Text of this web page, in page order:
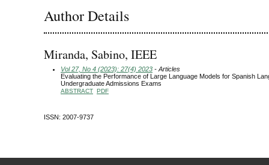
Author Details
Miranda, Sabino, IEEE
Vol 27, No 4 (2023): 27(4) 2023 - Articles
Evaluating the Performance of Large Language Models for Spanish
Undergraduate Admissions Exams
ABSTRACT PDF
ISSN: 2007-9737